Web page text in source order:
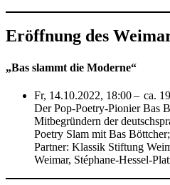
Eröffnung des
„Bas slammt die Moderne“
Fr, 14.10.2022, 18:00 – ca.
Der Pop-Poetry-Pionier Bas
Mitbegründern der
Poetry Slam mit Bas
Partner: Klassik Stiftung
Weimar, Stéphane-Hessel-